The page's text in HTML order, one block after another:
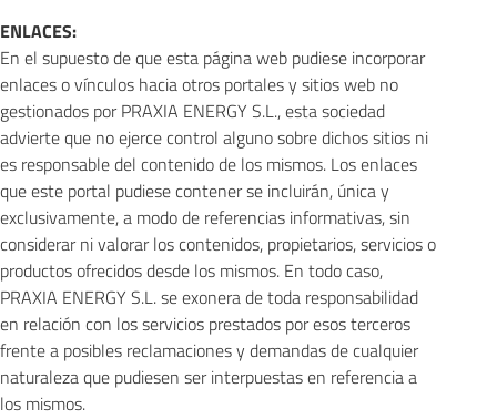
ENLACES:
En el supuesto de que esta página web pudiese incorporar
enlaces o vínculos hacia otros portales y sitios web no
gestionados por PRAXIA ENERGY S.L., esta sociedad
advierte que no ejerce control alguno sobre dichos sitios ni
es responsable del contenido de los mismos. Los enlaces
que este portal pudiese contener se incluirán, única y
exclusivamente, a modo de referencias informativas, sin
considerar ni valorar los contenidos, propietarios, servicios o
productos ofrecidos desde los mismos. En todo caso,
PRAXIA ENERGY S.L. se exonera de toda responsabilidad
en relación con los servicios prestados por esos terceros
frente a posibles reclamaciones y demandas de cualquier
naturaleza que pudiesen ser interpuestas en referencia a
los mismos.